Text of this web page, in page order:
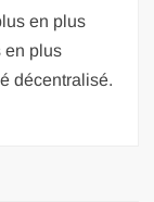
en plus
en plus
décentralisé.